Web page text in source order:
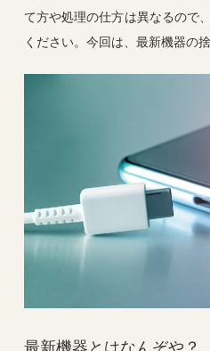
て方や処理の仕方は異なるので
ください。今回は、最新機器の捨